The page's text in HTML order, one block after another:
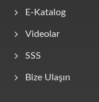
E-Katalog
Videolar
SSS
Bize Ulaşın